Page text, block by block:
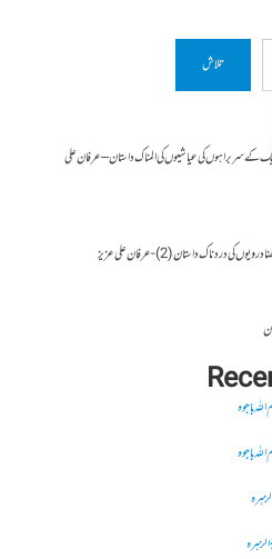
تلاش
کے سربراہوں کی عیاشیوں کی المناک داستان – عرفان علی
ناک داستان (2)- عرفان علی عزیز
باجوہ
باجوہ